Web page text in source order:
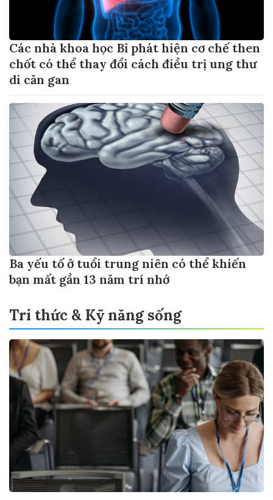
Các nhà khoa học Bỉ phát hiện cơ chế then
chốt có thể thay đổi cách điều trị ung thư
di căn gan
Ba yếu tố ở tuổi trung niên có thể khiến
bạn mất gần 13 năm trí nhớ
Tri thức & Kỹ năng sống